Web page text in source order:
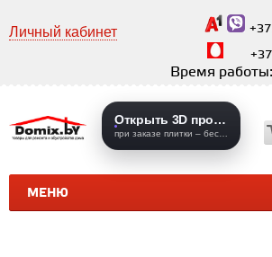
Личный кабинет
Время
МЕНЮ
Открыть 3D проекты
КЕРАМИЧЕСКАЯ ПЛИТКА